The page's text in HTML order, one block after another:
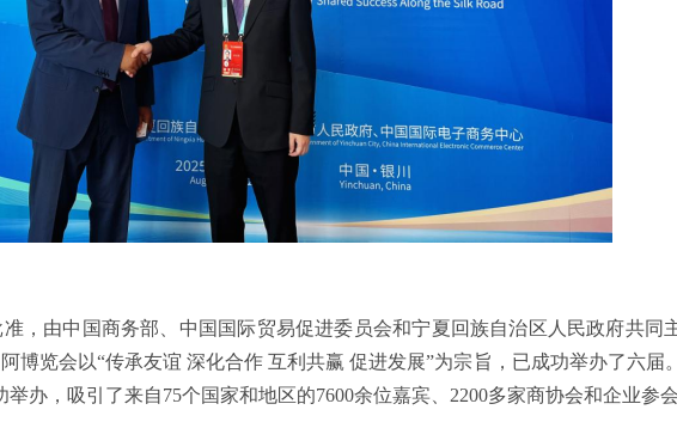
，由中国商务部、中国国际贸易促进委员会和宁夏回族自治区人民政府共同
博览会以“传承友谊 深化合作 互利共赢 促进发展”为宗旨，已成功举办了六届
办，吸引了来自75个国家和地区的7600余位嘉宾、2200多家商协会和企业参会